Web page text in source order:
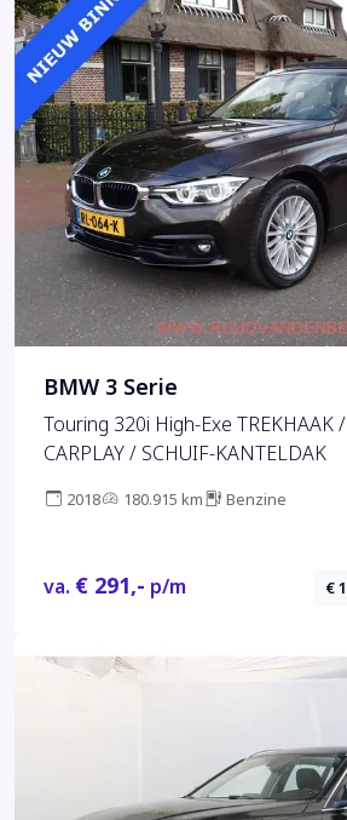
BMW 3 Serie
Touring 320i High-Exe TREKHAAK
CARPLAY / SCHUIF-KANTELDAK
2018 180.915 km Benzine
va. € 291,- p/m €